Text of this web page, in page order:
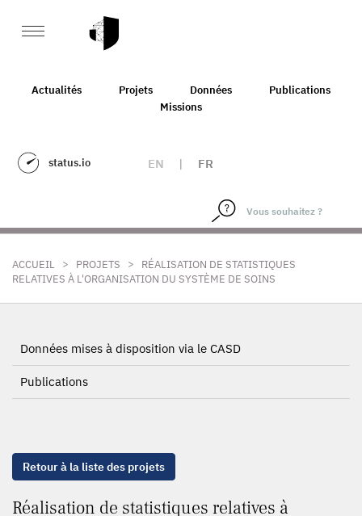
Actualités Projets Données
Publications
Missions
status.io EN | FR
ACCUEIL > PROJETS >
RÉALISATION DE STATISTIQUES
RELATIVES À L'ORGANISATION DU SYSTÈME DE SOINS
Données mises à disposition via le CASD
Publications
Retour à la liste des projets
Réalisation de statistiques relatives à